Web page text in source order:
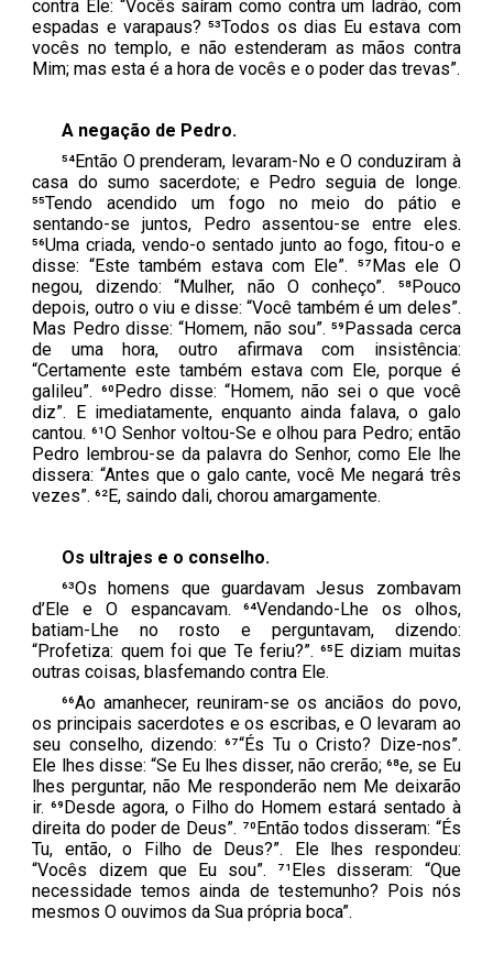
contra Ele: “Vocês saíram como contra um ladrão, com
espadas e varapaus? ⁵³Todos os dias Eu estava com
vocês no templo, e não estenderam as mãos contra
Mim; mas esta é a hora de vocês e o poder das trevas”.
A negação de Pedro.
⁵⁴Então O prenderam, levaram-No e O conduziram à
casa do sumo sacerdote; e Pedro seguia de longe.
⁵⁵Tendo acendido um fogo no meio do pátio e
sentando-se juntos, Pedro assentou-se entre eles.
⁵⁶Uma criada, vendo-o sentado junto ao fogo, fitou-o e
disse: “Este também estava com Ele”. ⁵⁷Mas ele O
negou, dizendo: “Mulher, não O conheço”. ⁵⁸Pouco
depois, outro o viu e disse: “Você também é um deles”.
Mas Pedro disse: “Homem, não sou”. ⁵⁹Passada cerca
de uma hora, outro afirmava com insistência:
“Certamente este também estava com Ele, porque é
galileu”. ⁶⁰Pedro disse: “Homem, não sei o que você
diz”. E imediatamente, enquanto ainda falava, o galo
cantou. ⁶¹O Senhor voltou-Se e olhou para Pedro; então
Pedro lembrou-se da palavra do Senhor, como Ele lhe
dissera: “Antes que o galo cante, você Me negará três
vezes”. ⁶²E, saindo dali, chorou amargamente.
Os ultrajes e o conselho.
⁶³Os homens que guardavam Jesus zombavam
d’Ele e O espancavam. ⁶⁴Vendando-Lhe os olhos,
batiam-Lhe no rosto e perguntavam, dizendo:
“Profetiza: quem foi que Te feriu?”. ⁶⁵E diziam muitas
outras coisas, blasfemando contra Ele.
⁶⁶Ao amanhecer, reuniram-se os anciãos do povo,
os principais sacerdotes e os escribas, e O levaram ao
seu conselho, dizendo: ⁶⁷“És Tu o Cristo? Dize-nos”.
Ele lhes disse: “Se Eu lhes disser, não crerão; ⁶⁸e, se Eu
lhes perguntar, não Me responderão nem Me deixarão
ir. ⁶⁹Desde agora, o Filho do Homem estará sentado à
direita do poder de Deus”. ⁷⁰Então todos disseram: “És
Tu, então, o Filho de Deus?”. Ele lhes respondeu:
“Vocês dizem que Eu sou”. ⁷¹Eles disseram: “Que
necessidade temos ainda de testemunho? Pois nós
mesmos O ouvimos da Sua própria boca”.